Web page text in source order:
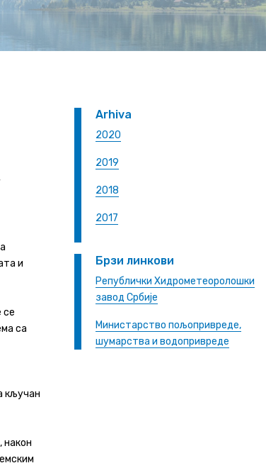
и
се
са
кључан
након
Arhiva
2020
2019
2018
2017
Брзи линкови
Републички Хидрометеоролошки
завод Србије
Министарство пољопривреде,
шумарства и водопривреде